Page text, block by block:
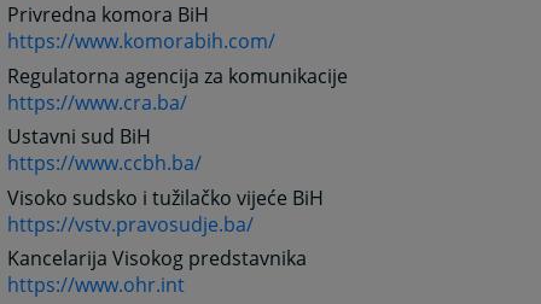
Privredna komora BiH
https://www.komorabih.com/
Regulatorna agencija za komunikacije
https://www.cra.ba/
Ustavni sud BiH
https://www.ccbh.ba/
Visoko sudsko i tužilačko vijeće BiH
https://vstv.pravosudje.ba/
Kancelarija Visokog predstavnika
https://www.ohr.int